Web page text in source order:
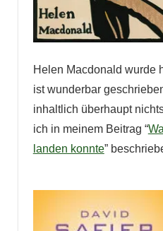
Helen Macdonald wurde
ist wunderbar
inhaltlich überhaupt
ich in meinem Beitrag “
landen konnte”